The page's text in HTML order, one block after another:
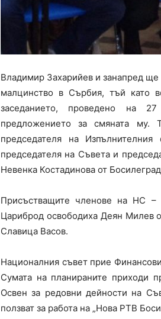
Владимир Захарийев и занапред ще
малцинство в Сърбия, тъй като
заседанието, проведено на
предложението за смяната
председателя на
председателя на Съвета и
Невенка Костадинова от
Присъстващите членове на НС –
Цариброд освободиха Деян Милев
Славица Васов.
Националния съвет прие
Сумата на планираните приходи
Освен за редовни дейности на
ползват за работа на „Нова РТВ